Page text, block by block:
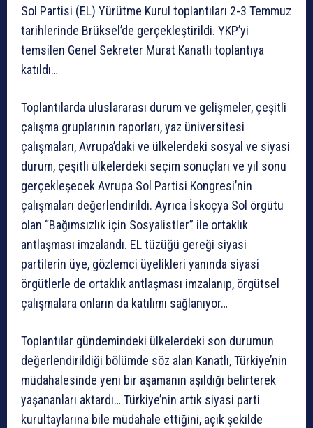
Sol Partisi (EL) Yürütme Kurul toplantıları 2-3 Temmuz
tarihlerinde Brüksel’de gerçekleştirildi. YKP’yi
temsilen Genel Sekreter Murat Kanatlı toplantıya
katıldı…
Toplantılarda uluslararası durum ve gelişmeler, çeşitli
çalışma gruplarının raporları, yaz üniversitesi
çalışmaları, Avrupa’daki ve ülkelerdeki sosyal ve siyasi
durum, çeşitli ülkelerdeki seçim sonuçları ve yıl sonu
gerçekleşecek Avrupa Sol Partisi Kongresi’nin
çalışmaları değerlendirildi. Ayrıca İskoçya Sol örgütü
olan “Bağımsızlık için Sosyalistler” ile ortaklık
antlaşması imzalandı. EL tüzüğü gereği siyasi
partilerin üye, gözlemci üyelikleri yanında siyasi
örgütlerle de ortaklık antlaşması imzalanıp, örgütsel
çalışmalara onların da katılımı sağlanıyor…
Toplantılar gündemindeki ülkelerdeki son durumun
değerlendirildiği bölümde söz alan Kanatlı, Türkiye’nin
müdahalesinde yeni bir aşamanın aşıldığı belirterek
yaşananları aktardı… Türkiye’nin artık siyasi parti
kurultaylarına bile müdahale ettiğini, açık şekilde